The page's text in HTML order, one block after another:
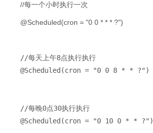
//每一个小时执行一次
@Scheduled(cron = "0 0 * * * ?")
//每天上午8点执行执行
@Scheduled(cron = "0 0 8 * * ?")
//每晚0点30执行执行
@Scheduled(cron = "0 10 0 * * ?")